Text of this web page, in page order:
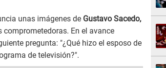
unas imágenes de Gustavo Sacedo,
comprometedoras. En el avance
pregunta: "¿Qué hizo el esposo de
de televisión?".